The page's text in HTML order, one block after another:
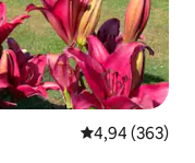
Prosječna
4,94 (363)